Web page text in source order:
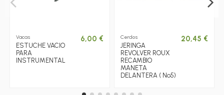
Vacas
ESTUCHE VACIO
PARA
INSTRUMENTAL
6,00 € Cerdos
JERINGA
REVOLVER ROUX
RECAMBIO
MANETA
DELANTERA ( Nº5)
20,45 €